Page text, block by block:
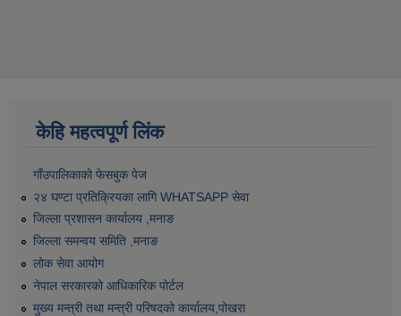
केहि महत्वपूर्ण लिंक
गाँउपालिकाको फेसबुक पेज
२४ घण्टा प्रतिक्रियका लागि WHATSAPP सेवा
जिल्ला प्रशासन कार्यालय ,मनाङ
जिल्ला समन्वय समिति ,मनाङ
लोक सेवा आयोग
नेपाल सरकारको आधिकारिक पोर्टल
मुख्य मन्त्री तथा मन्त्री परिषदको कार्यालय,पोखरा